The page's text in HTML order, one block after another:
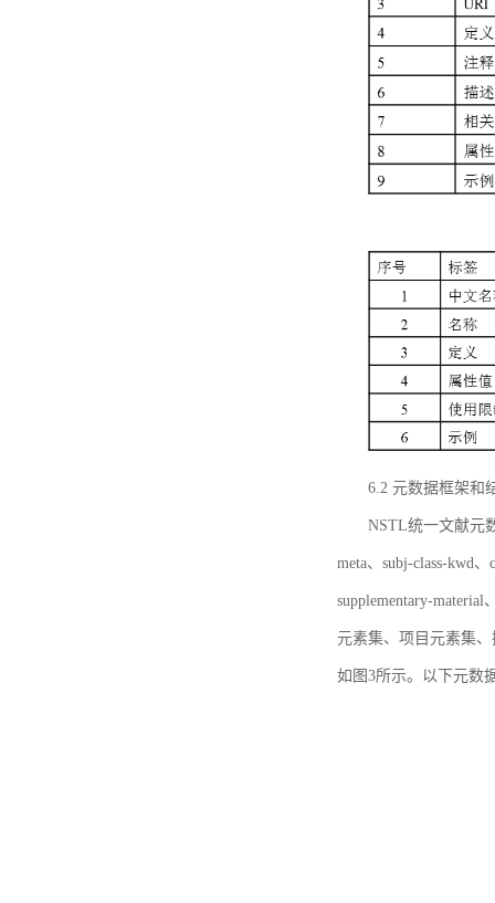
6.2 元数据框架和
NSTL统一文献元
meta、subj-class-kwd
supplementary-
元素集、项目元素集
如图3所示。以下元数